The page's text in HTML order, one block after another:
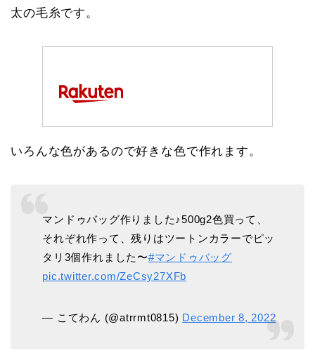
太の毛糸です。
いろんな色があるので好きな色で作れます。
マンドゥバッグ作りました♪500g2色買って、
それぞれ作って、残りはツートンカラーでピッ
タリ3個作れました〜#マンドゥバッグ
pic.twitter.com/ZeCsy27XFb
— こてわん (@atrrmt0815) December 8, 2022